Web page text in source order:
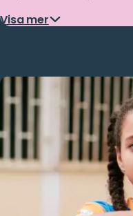
Visa mer
Visa
konsekvenser.